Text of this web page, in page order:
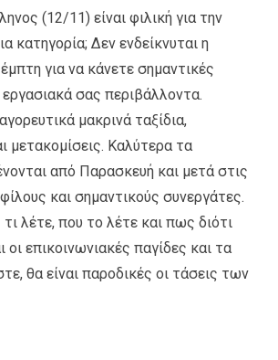
(12/11) είναι φιλική για την
κατηγορία; Δεν ενδείκνυται η
για να κάνετε σημαντικές
σας περιβάλλοντα.
μακρινά ταξίδια,
μετακομίσεις. Καλύτερα τα
από Παρασκευή και μετά στις
και σημαντικούς συνεργάτες.
λέτε, που το λέτε και πως διότι
οι επικοινωνιακές παγίδες και τα
θα είναι παροδικές οι τάσεις των